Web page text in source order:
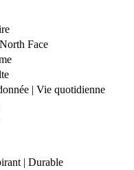
Face
| Vie quotidienne
| Durable